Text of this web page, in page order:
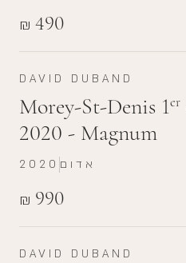
₪ 490
DAVID DUBAND
Morey-St-Denis 1er
2020 - Magnum
₪ 990
2020 אדום
DAVID DUBAND